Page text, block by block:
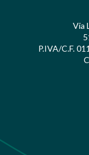
Via
P.IVA/C.F.